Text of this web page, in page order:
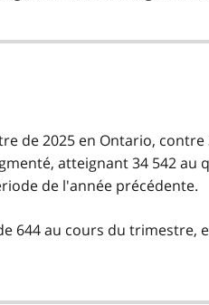
de 2025 en Ontario, contre
atteignant 34 542 au
de l'année précédente.
644 au cours du trimestre,